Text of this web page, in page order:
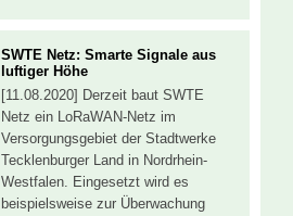
SWTE Netz: Smarte Signale aus
luftiger Höhe
[11.08.2020] Derzeit baut SWTE
Netz ein LoRaWAN-Netz im
Versorgungsgebiet der Stadtwerke
Tecklenburger Land in Nordrhein-
Westfalen. Eingesetzt wird es
beispielsweise zur Überwachung